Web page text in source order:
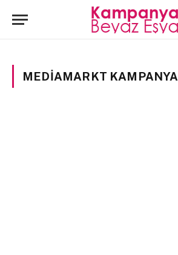
MEDIAMARKT KAMPANYA